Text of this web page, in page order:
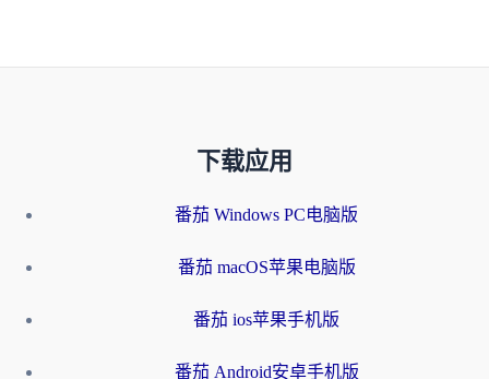
下载应用
番茄 Windows PC电脑版
番茄 macOS苹果电脑版
番茄 ios苹果手机版
番茄 Android安卓手机版